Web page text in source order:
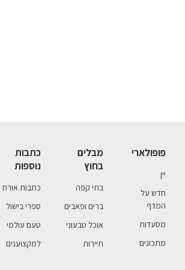
פופולארי
יין
חדש על
המדף
מסעדות
מתכונים
מבלים
בחוץ
בתי קפה
ברים ופאבים
אוכל טבעוני
תיירות
כתבות
נוספות
כתבות אורח
ספרי בישול
טעם עולמי
למקצוענים